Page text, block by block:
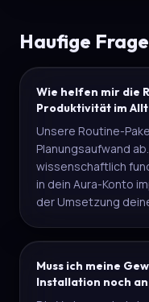
Haufige
Wie helfen mir die
Produktivität im
Unsere Routine-
Planungsaufwand
wissenschaftlich
in dein Aura-Konto
der Umsetzung
Muss ich meine
Installation noch